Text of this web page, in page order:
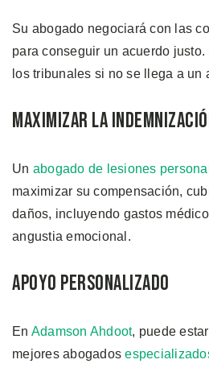
Su abogado negociará con las
para conseguir un acuerdo
los tribunales si no se llega a un
Maximizar la
Un abogado de lesiones
maximizar su compensación,
daños, incluyendo gastos
angustia emocional.
Apoyo Personalizado
En Adamson Ahdoot, puede
mejores abogados